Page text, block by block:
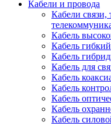
Кабели и провода
Кабели связи,
Кабель
Кабель гибкий
Кабель
Кабель для
Кабель
Кабель
Кабель
Кабель
Кабель